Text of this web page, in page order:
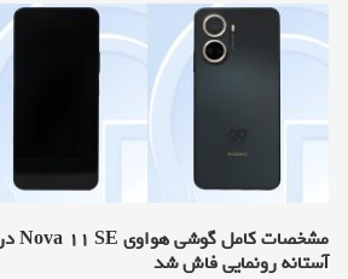
مشخصات کامل گوشی هواوی Nova ۱۱ SE در
آستانه رونمایی فاش شد